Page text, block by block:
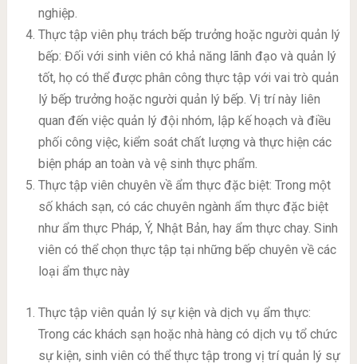
nghiệp.
Thực tập viên phụ trách bếp trưởng hoặc người quản lý
bếp: Đối với sinh viên có khả năng lãnh đạo và quản lý
tốt, họ có thể được phân công thực tập với vai trò quản
lý bếp trưởng hoặc người quản lý bếp. Vị trí này liên
quan đến việc quản lý đội nhóm, lập kế hoạch và điều
phối công việc, kiểm soát chất lượng và thực hiện các
biện pháp an toàn và vệ sinh thực phẩm.
Thực tập viên chuyên về ẩm thực đặc biệt: Trong một
số khách sạn, có các chuyên ngành ẩm thực đặc biệt
như ẩm thực Pháp, Ý, Nhật Bản, hay ẩm thực chay. Sinh
viên có thể chọn thực tập tại những bếp chuyên về các
loại ẩm thực này
Thực tập viên quản lý sự kiện và dịch vụ ẩm thực:
Trong các khách sạn hoặc nhà hàng có dịch vụ tổ chức
sự kiện, sinh viên có thể thực tập trong vị trí quản lý sự